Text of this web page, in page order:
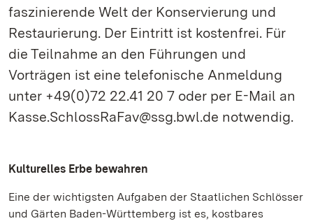
faszinierende Welt der Konservierung und
Restaurierung. Der Eintritt ist kostenfrei. Für
die Teilnahme an den Führungen und
Vorträgen ist eine telefonische Anmeldung
unter +49(0)72 22.41 20 7 oder per E-Mail an
Kasse.SchlossRaFav@ssg.bwl.de notwendig.
Kulturelles Erbe bewahren
Eine der wichtigsten Aufgaben der Staatlichen Schlösser
und Gärten Baden-Württemberg ist es, kostbares